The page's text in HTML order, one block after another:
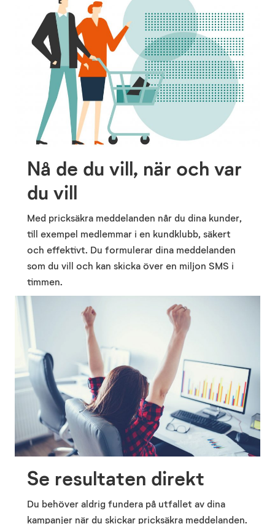
Nå de du vill, när och var
du vill
Med pricksäkra meddelanden når du dina kunder,
till exempel medlemmar i en kundklubb, säkert
och effektivt. Du formulerar dina meddelanden
som du vill och kan skicka över en miljon SMS i
timmen.
Se resultaten direkt
Du behöver aldrig fundera på utfallet av dina
kampanjer när du skickar pricksäkra meddelanden.